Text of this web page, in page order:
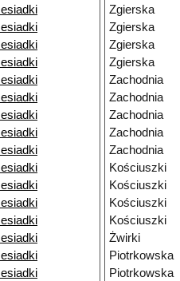
Zgierska
Zgierska
Zgierska
Zgierska
Zachodnia
Zachodnia
Zachodnia
Zachodnia
Zachodnia
Kościuszki
Kościuszki
Kościuszki
Kościuszki
Żwirki
Piotrkowska
Piotrkowska